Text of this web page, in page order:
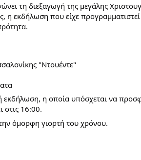
τη διεξαγωγή της μεγάλης
εκδήλωση που είχε προγραμματιστεί
"Ντουέντε"
η οποία υπόσχεται να
στις 16:00.
όμορφη γιορτή του χρόνου.